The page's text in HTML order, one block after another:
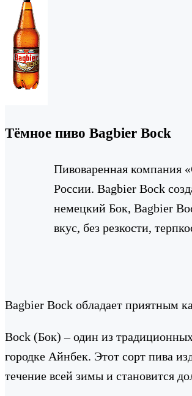
Тёмное пиво Bagbier Bock
Пивоваренная компания
России. Bagbier Bock
немецкий Бок, Bagbier
вкус, без резкости,
Bagbier Bock обладает приятным
Bock (Бок) – один из
городке Айнбек. Этот сорт пива
течение всей зимы и становится